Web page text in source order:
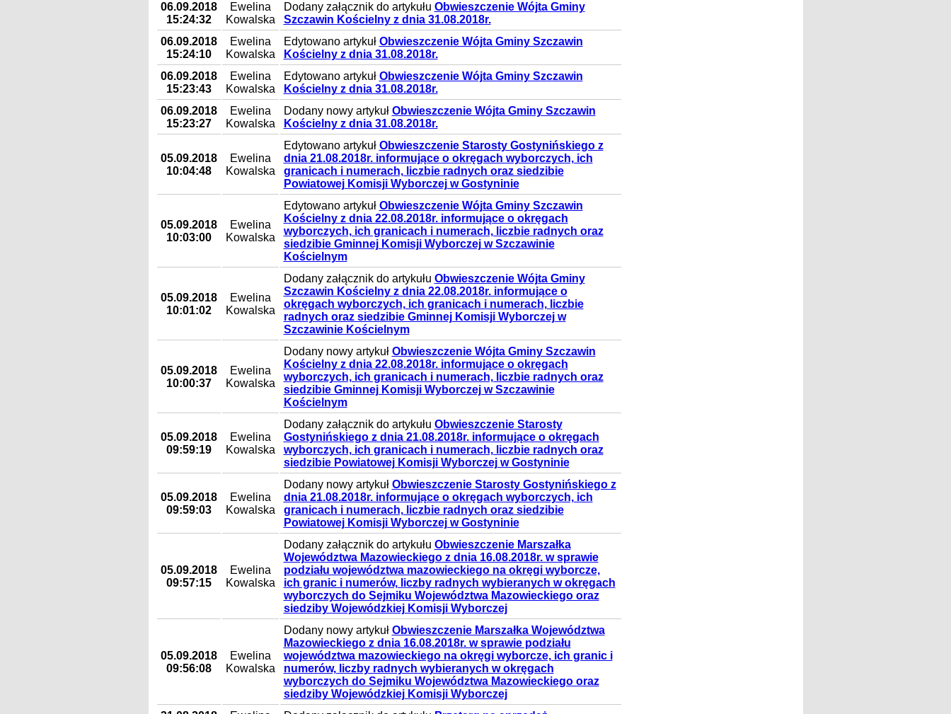
06.09.2018
15:24:32
Ewelina
Kowalska
Dodany załącznik do artykułu Obwieszczenie Wójta Gminy
Szczawin Kościelny z dnia 31.08.2018r.
06.09.2018
15:24:10
Ewelina
Kowalska
Edytowano artykuł Obwieszczenie Wójta Gminy Szczawin
Kościelny z dnia 31.08.2018r.
06.09.2018
15:23:43
Ewelina
Kowalska
Edytowano artykuł Obwieszczenie Wójta Gminy Szczawin
Kościelny z dnia 31.08.2018r.
06.09.2018
15:23:27
Ewelina
Kowalska
Dodany nowy artykuł Obwieszczenie Wójta Gminy Szczawin
Kościelny z dnia 31.08.2018r.
05.09.2018
10:04:48
Ewelina
Kowalska
Edytowano artykuł Obwieszczenie Starosty Gostynińskiego z
dnia 21.08.2018r. informujące o okręgach wyborczych, ich
granicach i numerach, liczbie radnych oraz siedzibie
Powiatowej Komisji Wyborczej w Gostyninie
05.09.2018
10:03:00
Ewelina
Kowalska
Edytowano artykuł Obwieszczenie Wójta Gminy Szczawin
Kościelny z dnia 22.08.2018r. informujące o okręgach
wyborczych, ich granicach i numerach, liczbie radnych oraz
siedzibie Gminnej Komisji Wyborczej w Szczawinie
Kościelnym
05.09.2018
10:01:02
Ewelina
Kowalska
Dodany załącznik do artykułu Obwieszczenie Wójta Gminy
Szczawin Kościelny z dnia 22.08.2018r. informujące o
okręgach wyborczych, ich granicach i numerach, liczbie
radnych oraz siedzibie Gminnej Komisji Wyborczej w
Szczawinie Kościelnym
05.09.2018
10:00:37
Ewelina
Kowalska
Dodany nowy artykuł Obwieszczenie Wójta Gminy Szczawin
Kościelny z dnia 22.08.2018r. informujące o okręgach
wyborczych, ich granicach i numerach, liczbie radnych oraz
siedzibie Gminnej Komisji Wyborczej w Szczawinie
Kościelnym
05.09.2018
09:59:19
Ewelina
Kowalska
Dodany załącznik do artykułu Obwieszczenie Starosty
Gostynińskiego z dnia 21.08.2018r. informujące o okręgach
wyborczych, ich granicach i numerach, liczbie radnych oraz
siedzibie Powiatowej Komisji Wyborczej w Gostyninie
05.09.2018
09:59:03
Ewelina
Kowalska
Dodany nowy artykuł Obwieszczenie Starosty Gostynińskiego z
dnia 21.08.2018r. informujące o okręgach wyborczych, ich
granicach i numerach, liczbie radnych oraz siedzibie
Powiatowej Komisji Wyborczej w Gostyninie
05.09.2018
09:57:15
Ewelina
Kowalska
Dodany załącznik do artykułu Obwieszczenie Marszałka
Województwa Mazowieckiego z dnia 16.08.2018r. w sprawie
podziału województwa mazowieckiego na okręgi wyborcze,
ich granic i numerów, liczby radnych wybieranych w okręgach
wyborczych do Sejmiku Województwa Mazowieckiego oraz
siedziby Wojewódzkiej Komisji Wyborczej
05.09.2018
09:56:08
Ewelina
Kowalska
Dodany nowy artykuł Obwieszczenie Marszałka Województwa
Mazowieckiego z dnia 16.08.2018r. w sprawie podziału
województwa mazowieckiego na okręgi wyborcze, ich granic i
numerów, liczby radnych wybieranych w okręgach
wyborczych do Sejmiku Województwa Mazowieckiego oraz
siedziby Wojewódzkiej Komisji Wyborczej